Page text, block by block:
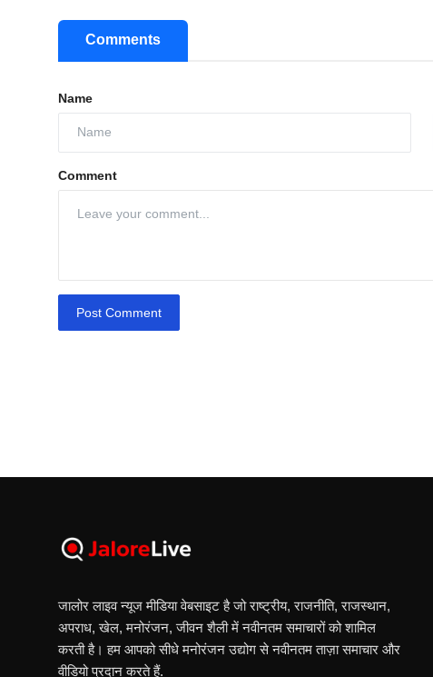
Comments
Name
Comment
Post Comment
जालोर लाइव न्यूज मीडिया वेबसाइट है जो राष्ट्रीय, राजनीति, राजस्थान,
अपराध, खेल, मनोरंजन, जीवन शैली में नवीनतम समाचारों को शामिल
करती है। हम आपको सीधे मनोरंजन उद्योग से नवीनतम ताज़ा समाचार और
वीडियो प्रदान करते हैं.